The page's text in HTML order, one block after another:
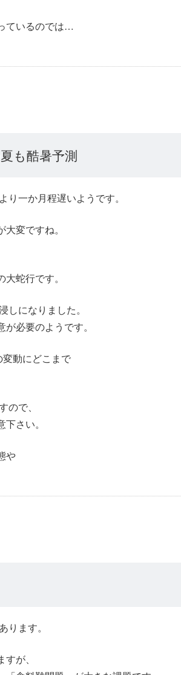
ているのでは…
も酷暑予測
一か月程遅いようです。
変ですね。
蛇行です。
になりました。
必要のようです。
動にどこまで
で、
さい。
や
ます。
が、